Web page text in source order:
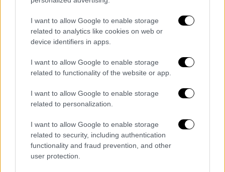
I want to allow Google to enable storage
related to analytics like cookies on web or
device identifiers in apps.
I want to allow Google to enable storage
related to functionality of the website or app.
I want to allow Google to enable storage
related to personalization.
I want to allow Google to enable storage
related to security, including authentication
functionality and fraud prevention, and other
user protection.
Ελλάδα|19.04.2025 06:30
«Καμπανάκι» για ιδιοκτήτες και
ενοικιαστές: Στις 30 Απριλίου λήγει η
προθεσμία για τους καθαρισμούς των
Έως την 30η Απριλίου θα πρέπει να έχουν
οικοπεδικών και λοιπών ακάλυπτων χώρων